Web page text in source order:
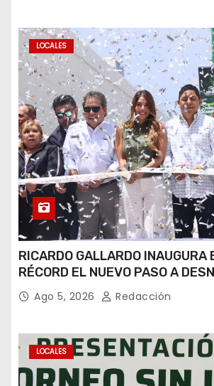
LOCALES
RICARDO GALLARDO INAUGURA
RÉCORD EL NUEVO PASO A
CIRCUITO POTOSÍ
Ago 5, 2026 Redacción
LOCALES